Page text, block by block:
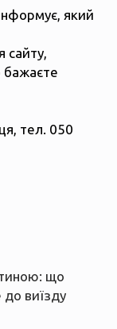
який
сайту,
бажаєте
тел. 050
що
виїзду